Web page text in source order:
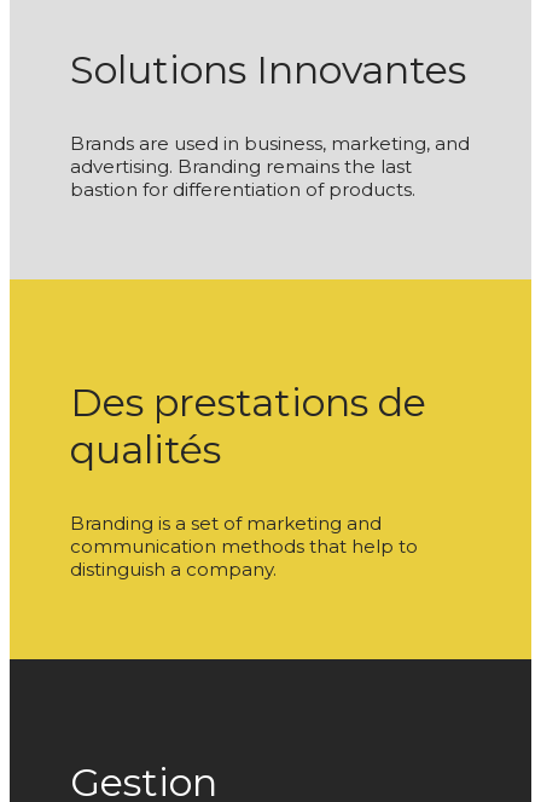
Solutions Innovantes
Brands are used in business, marketing, and
advertising. Branding remains the last
bastion for differentiation of products.
Des prestations de
qualités
Branding is a set of marketing and
communication methods that help to
distinguish a company.
Gestion